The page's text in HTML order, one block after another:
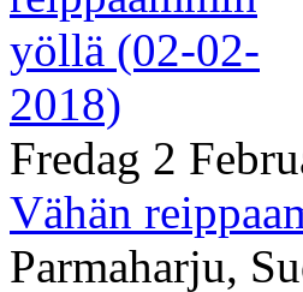
Fredag 2
Vähän
Parmaharju,